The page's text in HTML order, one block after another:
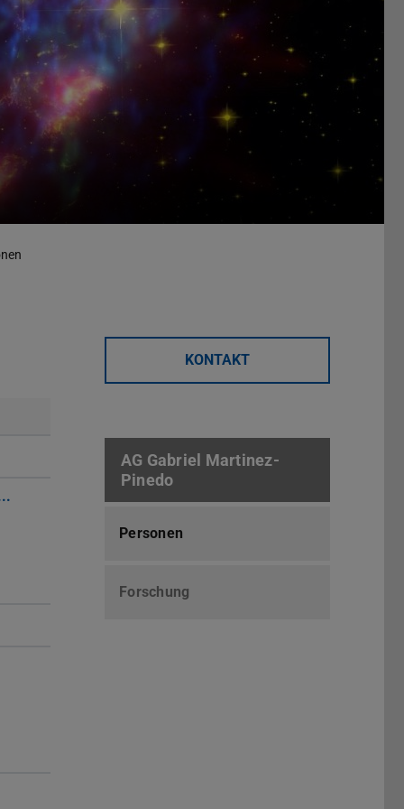
KONTAKT
AG Gabriel Martinez-
Pinedo
Personen
Forschung